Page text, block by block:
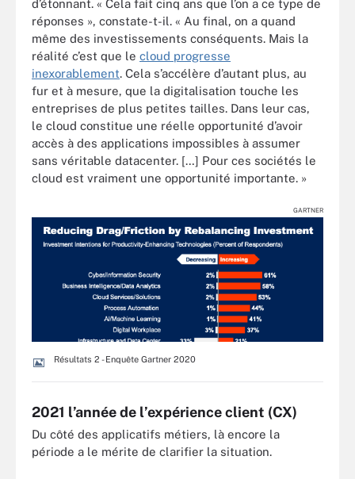
d’étonnant. « Cela fait cinq ans que l’on a ce type de
réponses », constate-t-il. « Au final, on a quand
même des investissements conséquents. Mais la
réalité c’est que le cloud progresse
inexorablement. Cela s’accélère d’autant plus, au
fur et à mesure, que la digitalisation touche les
entreprises de plus petites tailles. Dans leur cas,
le cloud constitue une réelle opportunité d’avoir
accès à des applications impossibles à assumer
sans véritable datacenter. […] Pour ces sociétés le
cloud est vraiment une opportunité importante. »
GARTNER
Résultats 2 - Enquête Gartner 2020
2021 l’année de l’expérience client (CX)
Du côté des applicatifs métiers, là encore la
période a le mérite de clarifier la situation.